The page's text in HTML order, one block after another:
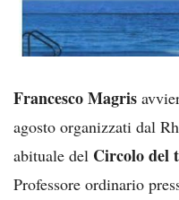
Francesco Magris
agosto organizzati dal
abituale del Circolo del
Professore ordinario